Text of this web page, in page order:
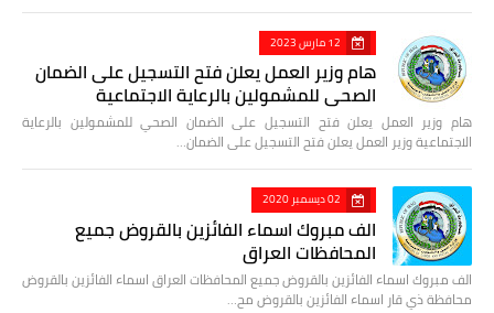
12 مارس 2023
هام وزير العمل يعلن فتح التسجيل على الضمان
الصحي للمشمولين بالرعاية الاجتماعية
هام وزير العمل يعلن فتح التسجيل على الضمان الصحي للمشمولين بالرعاية
الاجتماعية وزير العمل يعلن فتح التسجيل على الضمان…
02 ديسمبر 2020
الف مبروك اسماء الفائزين بالقروض جميع
المحافظات العراق
الف مبروك اسماء الفائزين بالقروض جميع المحافظات العراق اسماء الفائزين بالقروض
محافظة ذي قار اسماء الفائزين بالقروض مح…